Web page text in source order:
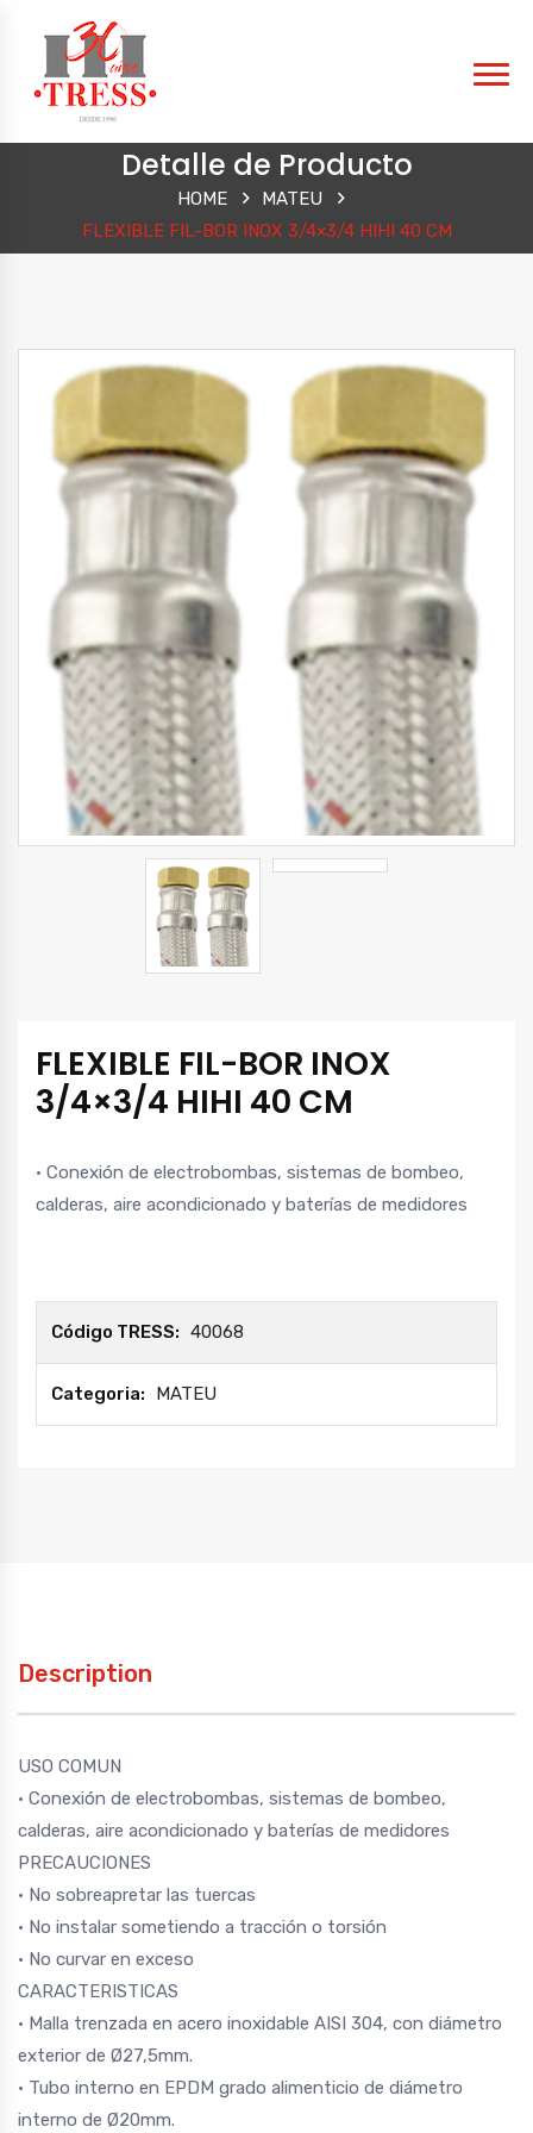
Detalle de Producto
HOME
MATEU
FLEXIBLE FIL-BOR INOX 3/4×3/4 HIHI 40 CM
FLEXIBLE FIL-BOR INOX
3/4×3/4 HIHI 40 CM
· Conexión de electrobombas, sistemas de bombeo,
calderas, aire acondicionado y baterías de medidores
Código TRESS: 40068
Categoria: MATEU
Description
USO COMUN
· Conexión de electrobombas, sistemas de bombeo,
calderas, aire acondicionado y baterías de medidores
PRECAUCIONES
· No sobreapretar las tuercas
· No instalar sometiendo a tracción o torsión
· No curvar en exceso
CARACTERISTICAS
· Malla trenzada en acero inoxidable AISI 304, con diámetro
exterior de Ø27,5mm.
· Tubo interno en EPDM grado alimenticio de diámetro
interno de Ø20mm.